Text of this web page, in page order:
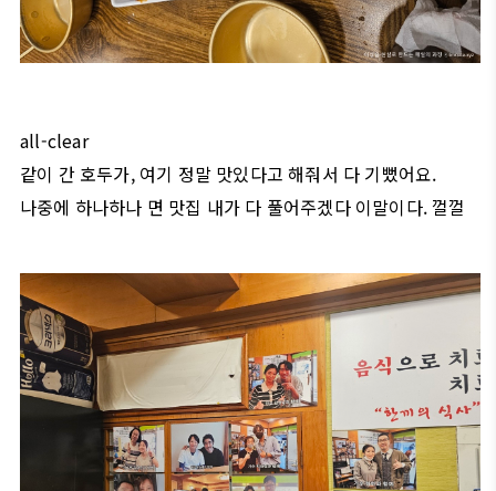
all-clear
같이 간 호두가, 여기 정말 맛있다고 해줘서 다 기뻤어요.
나중에 하나하나 면 맛집 내가 다 풀어주겠다 이말이다. 껄껄